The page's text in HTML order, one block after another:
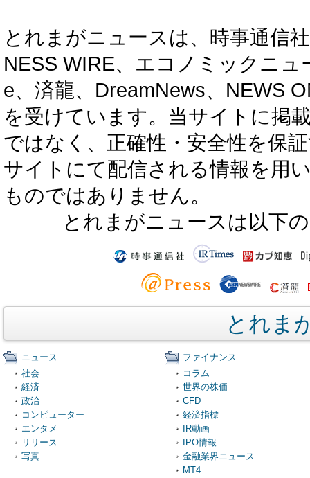
とれまがニュースは、時事通信
NESS WIRE、エコノミックニ
e、済龍、DreamNews、NEWS
を受けています。当サイトに掲
ではなく、正確性・安全性を保
サイトにて配信される情報を用
ものではありません。
とれまがニュースは以下
とれま
ニュース
社会
経済
政治
コンピューター
エンタメ
リリース
写真
ファイナンス
コラム
世界の株価
CFD
経済指標
IR動画
IPO情報
金融業界ニュース
MT4